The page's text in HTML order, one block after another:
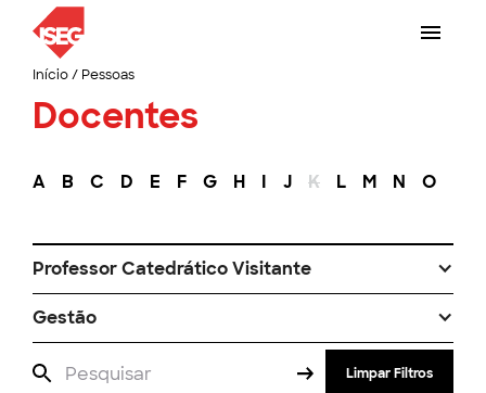
Início/ Pessoas
Docentes
A B C D E F G H I J K L M N O
Professor Catedrático Visitante
Gestão
Limpar Filtros